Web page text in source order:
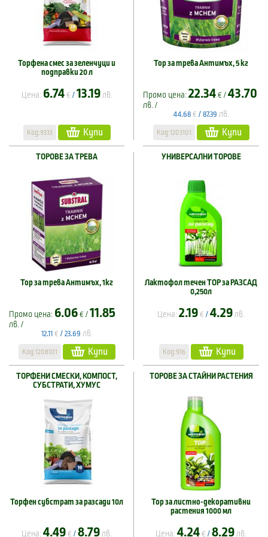
Торфена смес за зеленчуци и
подправки 20 л
Цена: 6.74 € / 13.19 лв.
Код:9333 Купи
Тор за трева Антимъх, 5 кг
Промо цена: 22.34 € / 43.70
лв. /
44.68 € / 87.39 лв.
Код:1203101 Купи
ТОРОВЕ ЗА ТРЕВА
Тор за трева Антимъх, 1кг
Промо цена: 6.06 € / 11.85
лв. /
12.11 € / 23.69 лв.
Код:1208101 Купи
УНИВЕРСАЛНИ ТОРОВЕ
Лактофол течен ТОР за РАЗСАД
0,250л
Цена: 2.19 € / 4.29 лв.
Код:916 Купи
ТОРФЕНИ СМЕСКИ, КОМПОСТ,
СУБСТРАТИ, ХУМУС
Торфен субстрат за разсади 10л
Цена: 4.49 € / 8.79 лв.
ТОРОВЕ ЗА СТАЙНИ РАСТЕНИЯ
Тор за листно-декоративни
растения 1000 мл
Цена: 4.24 € / 8.29 лв.